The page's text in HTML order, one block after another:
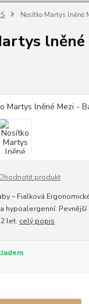
Nosítko Martys lněné
lněné
produkt
– Fialková
hypoalergenní.
let. celý popis